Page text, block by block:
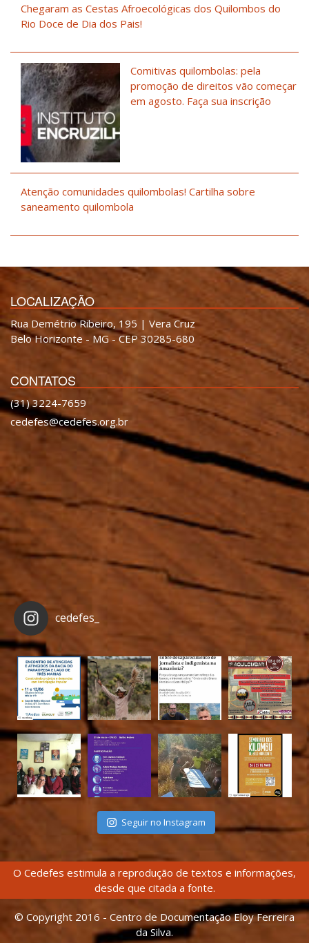
Chegaram as Cestas Afroecológicas dos Quilombos do
Rio Doce de Dia dos Pais!
Comitivas quilombolas: pela
promoção de direitos vão começar
em agosto. Faça sua inscrição
Atenção comunidades quilombolas! Cartilha sobre
saneamento quilombola
LOCALIZAÇÃO
Rua Demétrio Ribeiro, 195 | Vera Cruz
Belo Horizonte - MG - CEP 30285-680
CONTATOS
(31) 3224-7659
cedefes@cedefes.org.br
cedefes_
Seguir no Instagram
O Cedefes estimula a reprodução de textos e informações,
desde que citada a fonte.
© Copyright 2016 - Centro de Documentação Eloy Ferreira
da Silva.